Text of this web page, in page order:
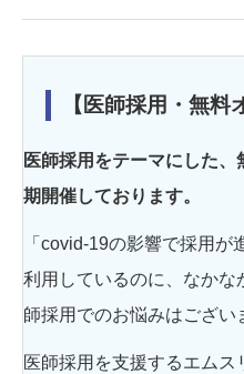
【医師採用・無料
医師採用をテーマにした
期開催しております。
「covid-19の影響で採用
利用しているのに、なかな
師採用でのお悩みはござい
医師採用を支援するエム